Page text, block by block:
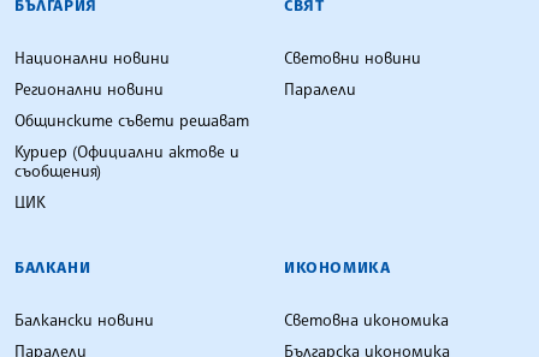
БЪЛГАРИЯ
Национални новини
Регионални новини
Общинските съвети решават
Куриер (Официални актове и
съобщения)
ЦИК
СВЯТ
Световни новини
Паралели
БАЛКАНИ
Балкански новини
Паралели
ИКОНОМИКА
Световна икономика
Българска икономика